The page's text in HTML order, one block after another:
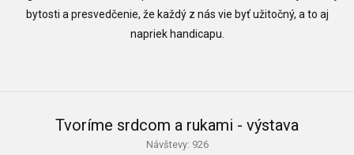
bytosti a presvedčenie, že každý z nás vie byť užitočný, a to aj
napriek handicapu.
Tvoríme srdcom a rukami - výstava
Návštevy: 926